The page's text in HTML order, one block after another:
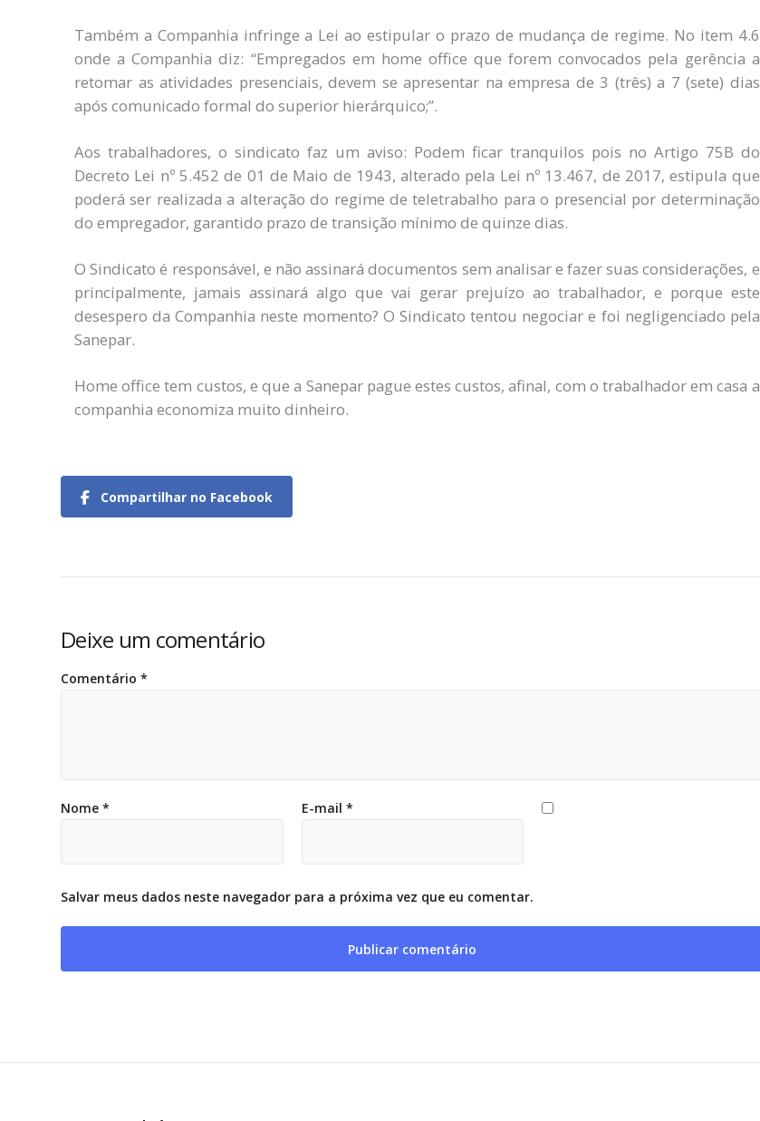
Também a Companhia infringe a Lei ao estipular o prazo de mudança de regime. No item 4.6
onde a Companhia diz: “Empregados em home office que forem convocados pela gerência a
retomar as atividades presenciais, devem se apresentar na empresa de 3 (três) a 7 (sete) dias
após comunicado formal do superior hierárquico;”.
Aos trabalhadores, o sindicato faz um aviso: Podem ficar tranquilos pois no Artigo 75B do
Decreto Lei nº 5.452 de 01 de Maio de 1943, alterado pela Lei nº 13.467, de 2017, estipula que
poderá ser realizada a alteração do regime de teletrabalho para o presencial por determinação
do empregador, garantido prazo de transição mínimo de quinze dias.
O Sindicato é responsável, e não assinará documentos sem analisar e fazer suas considerações, e
principalmente, jamais assinará algo que vai gerar prejuízo ao trabalhador, e porque este
desespero da Companhia neste momento? O Sindicato tentou negociar e foi negligenciado pela
Sanepar.
Home office tem custos, e que a Sanepar pague estes custos, afinal, com o trabalhador em casa a
companhia economiza muito dinheiro.
Compartilhar no Facebook
Deixe um comentário
Comentário *
Nome * E-mail *
Salvar meus dados neste navegador para a próxima vez que eu comentar.